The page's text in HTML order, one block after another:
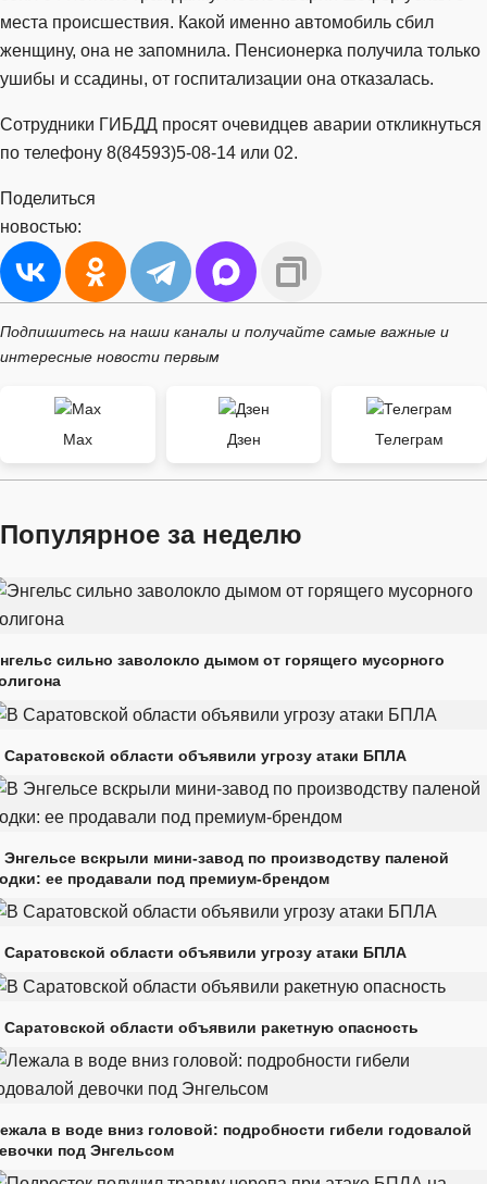
места происшествия. Какой именно автомобиль сбил
женщину, она не запомнила. Пенсионерка получила только
ушибы и ссадины, от госпитализации она отказалась.
Сотрудники ГИБДД просят очевидцев аварии откликнуться
по телефону 8(84593)5-08-14 или 02.
Поделиться
новостью:
Подпишитесь на наши каналы и получайте самые важные и
интересные новости первым
Max Дзен Телеграм
Популярное за неделю
сильно заволокло дымом от горящего мусорного
Саратовской области объявили угрозу атаки БПЛА
Энгельсе вскрыли мини-завод по производству паленой
ее продавали под премиум-брендом
Саратовской области объявили угрозу атаки БПЛА
Саратовской области объявили ракетную опасность
в воде вниз головой: подробности гибели годовалой
под Энгельсом